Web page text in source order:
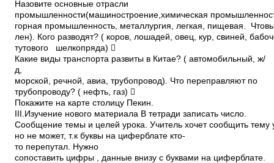
Назовите основные отрасли
промышленности(машиностроение,химическая
горная промышленность, металлургия, легкая, пищевая.
лен). Кого разводят? ( коров, лошадей, овец, кур, свиней,
тутового шелкопряда) 
Какие виды транспорта развиты в Китае? ( автомобильный, ж/
д,
морской, речной, авиа, трубопровод). Что переправляют по
трубопроводу? ( нефть, газ) 
Покажите на карте столицу Пекин.
III.Изучение нового материала В тетради записать число.
Сообщение темы и целей урока. Учитель хочет сообщить тему
но не может, т.к буквы на циферблате кто­
то перепутал. Нужно
сопоставить цифры , данные внизу с буквами на циферблате.